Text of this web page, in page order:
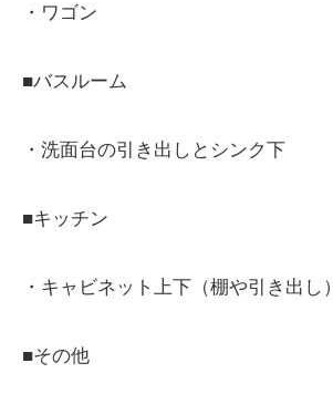
・ワゴン
■バスルーム
・洗面台の引き出しとシンク下
■キッチン
・キャビネット上下（棚や引き出し）
■その他